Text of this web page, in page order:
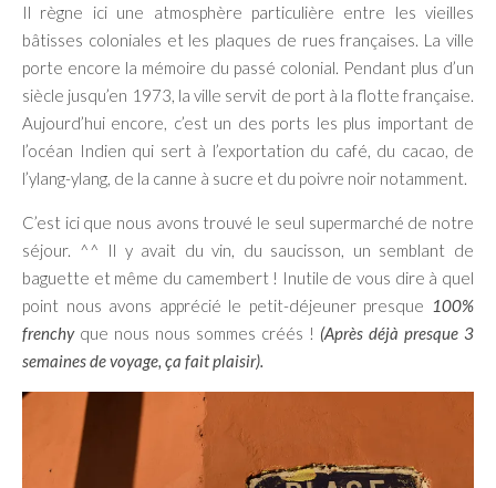
Il règne ici une atmosphère particulière entre les vieilles
bâtisses coloniales et les plaques de rues françaises. La ville
porte encore la mémoire du passé colonial. Pendant plus d’un
siècle jusqu’en 1973, la ville servit de port à la flotte française.
Aujourd’hui encore, c’est un des ports les plus important de
l’océan Indien qui sert à l’exportation du café, du cacao, de
l’ylang-ylang, de la canne à sucre et du poivre noir notamment.
C’est ici que nous avons trouvé le seul supermarché de notre
séjour. ^^ Il y avait du vin, du saucisson, un semblant de
baguette et même du camembert ! Inutile de vous dire à quel
point nous avons apprécié le petit-déjeuner presque 100%
frenchyque nous nous sommes créés ! (Après déjà presque 3
semaines de voyage, ça fait plaisir).